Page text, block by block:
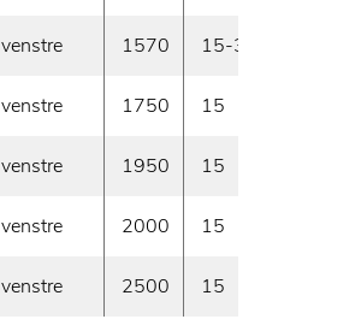
venstre 1570 15-30
venstre 1750 15
venstre 1950 15
venstre 2000 15
venstre 2500 15